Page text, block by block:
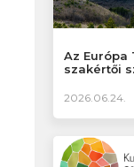
Az Európa
szakértői
2026.06.24.